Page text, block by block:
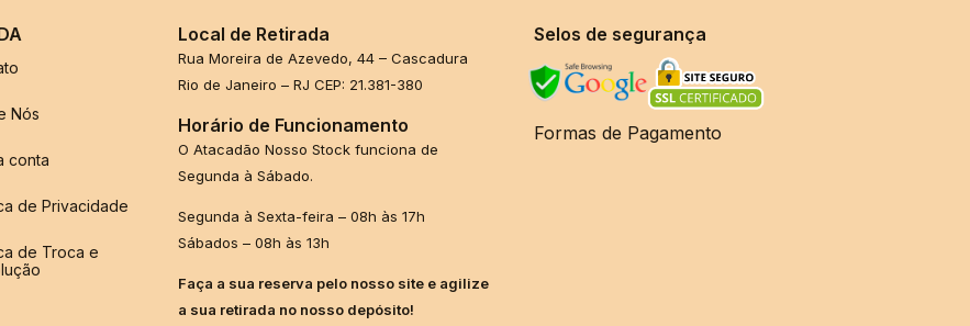
Nós
conta
de Privacidade
de Troca e
Local de Retirada
Rua Moreira de Azevedo, 44 – Cascadura
Rio de Janeiro – RJ CEP: 21.381-380
Horário de Funcionamento
O Atacadão Nosso Stock funciona de
Segunda à Sábado.
Segunda à Sexta-feira – 08h às 17h
Sábados – 08h às 13h
Faça a sua reserva pelo nosso site e agilize
a sua retirada no nosso depósito!
Selos de segurança
Formas de Pagamento